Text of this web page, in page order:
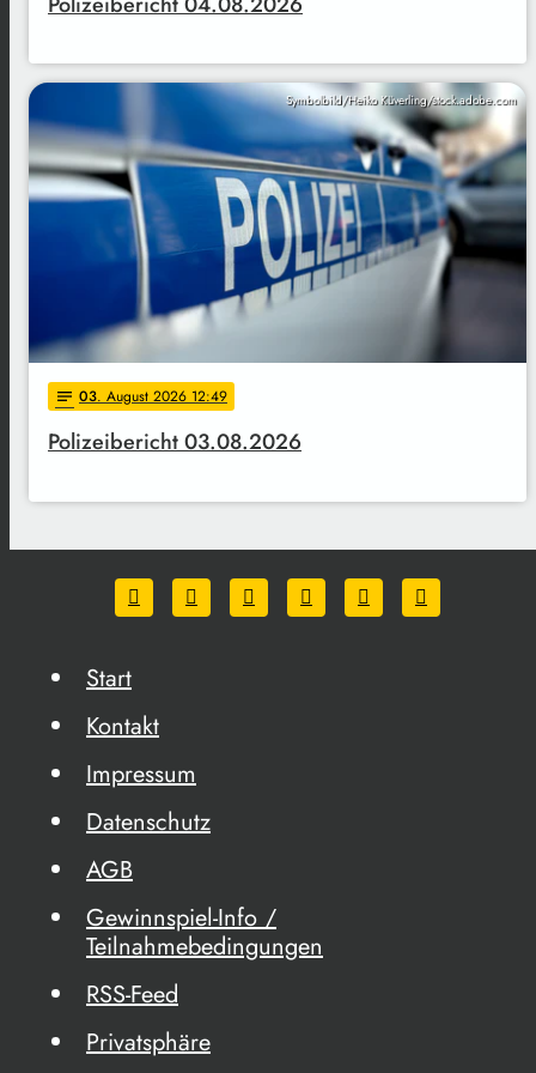
Symbolbild/Heiko Küverling/stock.adobe.com
notes 03. August 2026 12:49
Polizeibericht 03.08.2026
Start
Kontakt
Impressum
Datenschutz
AGB
Gewinnspiel-Info /
Teilnahmebedingungen
RSS-Feed
Privatsphäre